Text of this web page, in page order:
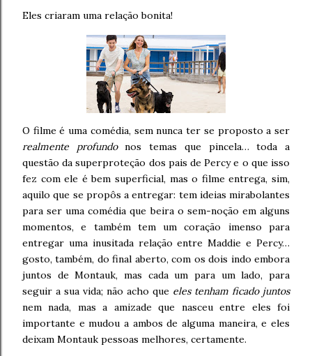
Eles criaram uma relação bonita!
O filme é uma comédia, sem nunca ter se proposto a ser
realmente profundonos temas que pincela… toda a
questão da superproteção dos pais de Percy e o que isso
fez com ele é bem superficial, mas o filme entrega, sim,
aquilo que se propôs a entregar: tem ideias mirabolantes
para ser uma comédia que beira o sem-noção em alguns
momentos, e também tem um coração imenso para
entregar uma inusitada relação entre Maddie e Percy…
gosto, também, do final aberto, com os dois indo embora
juntos de Montauk, mas cada um para um lado, para
seguir a sua vida; não acho que eles tenham ficado juntos
nem nada, mas a amizade que nasceu entre eles foi
importante e mudou a ambos de alguma maneira, e eles
deixam Montauk pessoas melhores, certamente.